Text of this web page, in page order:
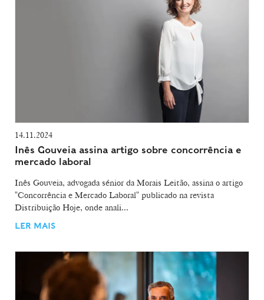
14.11.2024
Inês Gouveia assina artigo sobre concorrência e
mercado laboral
Inês Gouveia, advogada sénior da Morais Leitão, assina o artigo
"Concorrência e Mercado Laboral" publicado na revista
Distribuição Hoje, onde anali...
LER MAIS